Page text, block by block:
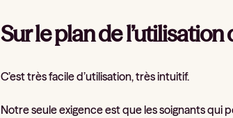
Sur le plan de
C’est très facile d’utilisation, très intuitif.
Notre seule exigence est que les soignants